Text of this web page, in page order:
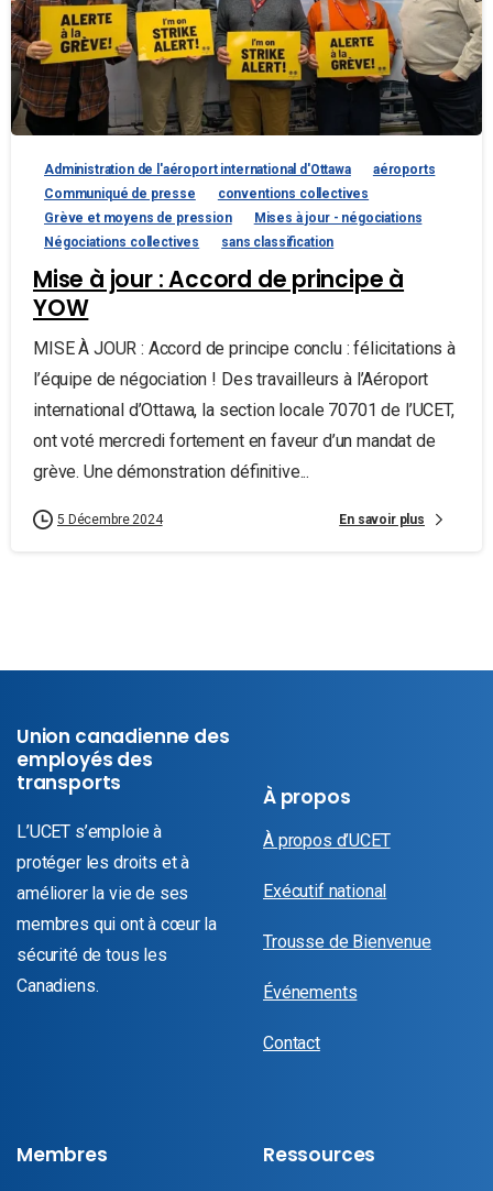
Administration de l'aéroport international d'Ottawa
aéroports
Communiqué de presse
conventions collectives
Grève et moyens de pression
Mises à jour - négociations
Négociations collectives
sans classification
Mise à jour : Accord de principe à
YOW
MISE À JOUR : Accord de principe conclu : félicitations à
l’équipe de négociation ! Des travailleurs à l’Aéroport
international d’Ottawa, la section locale 70701 de l’UCET,
ont voté mercredi fortement en faveur d’un mandat de
grève. Une démonstration définitive...
5 Décembre 2024 En savoir plus
Union canadienne des
employés des
transports
L’UCET s’emploie à
protéger les droits et à
améliorer la vie de ses
membres qui ont à cœur la
sécurité de tous les
Canadiens.
À propos
À propos d’UCET
Exécutif national
Trousse de Bienvenue
Événements
Contact
Membres Ressources